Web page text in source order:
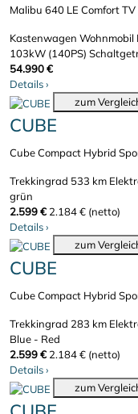
Malibu 640 LE Comfort
Kastenwagen Wohnmobil
103kW (140PS)
54.990 €
Details›
zum
CUBE
Cube Compact Hybrid
Trekkingrad 533 km
grün
2.599 € 2.184 € (netto)
Details›
zum
CUBE
Cube Compact Hybrid
Trekkingrad 283 km
Blue - Red
2.599 € 2.184 € (netto)
Details›
zum